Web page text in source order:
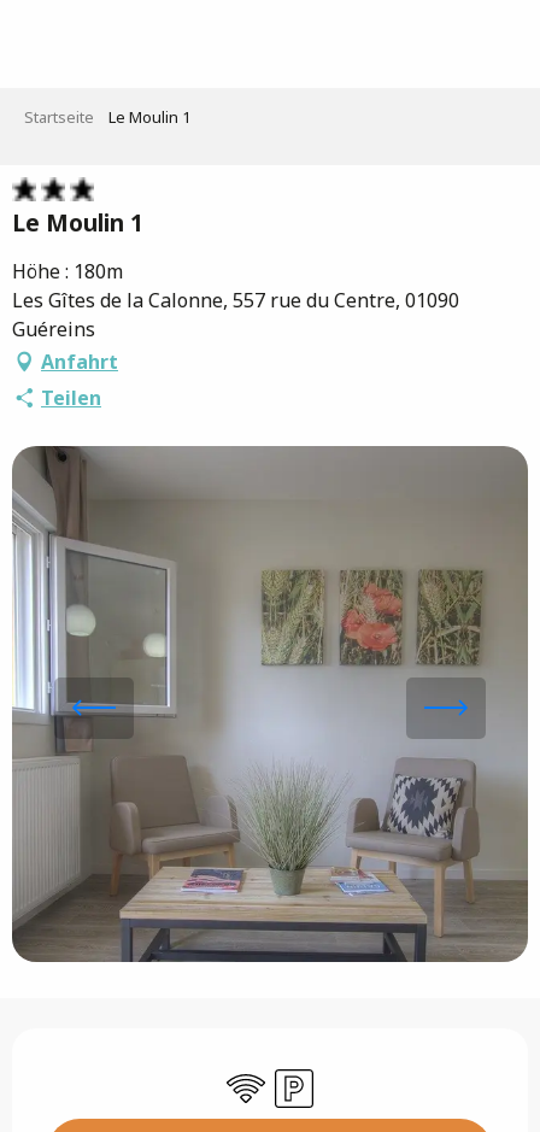
Startseite Le Moulin 1
Le Moulin 1
Höhe : 180m
Les Gîtes de la Calonne, 557 rue du Centre, 01090
Guéreins
Anfahrt
Teilen
Wi-Fi Parkplatz